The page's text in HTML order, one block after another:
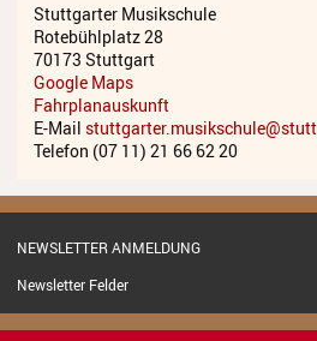
Stuttgarter Musikschule
Rotebühlplatz 28
70173 Stuttgart
Google Maps
Fahrplanauskunft
E-Mail
Telefon (07 11) 21 66 62 20
NEWSLETTER ANMELDUNG
Newsletter Felder